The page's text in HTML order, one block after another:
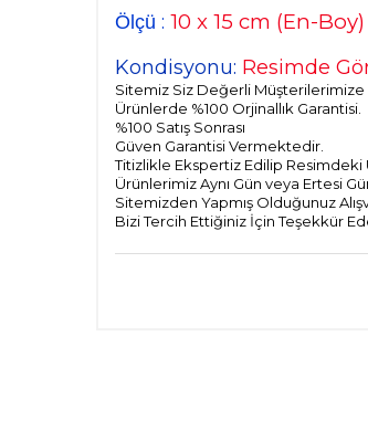
Ölçü : 10 x 15 cm (En-Boy)
Kondisyonu: Resimde
Sitemiz Siz Değerli Müşterilerimize
Ürünlerde %100 Orjinallık Garantisi.
%100 Satış Sonrası
Güven Garantisi Vermektedir.
Titizlikle Ekspertiz Edilip
Ürünlerimiz Aynı Gün veya Ertesi
Sitemizden Yapmış Olduğunuz
Bizi Tercih Ettiğiniz İçin Teşekkür